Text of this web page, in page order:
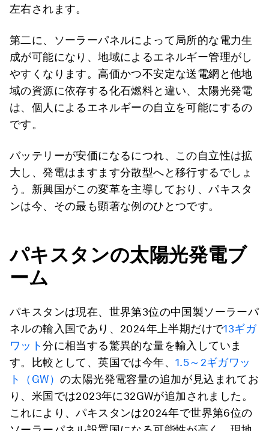
左右されます。
第二に、ソーラーパネルによって局所的な電力生
成が可能になり、地域によるエネルギー管理がし
やすくなります。高価かつ不安定な送電網と他地
域の資源に依存する化石燃料と違い、太陽光発電
は、個人によるエネルギーの自立を可能にするの
です。
バッテリーが安価になるにつれ、この自立性は拡
大し、発電はますます分散型へと移行するでしょ
う。新興国がこの変革を主導しており、パキスタ
ンは今、その最も顕著な例のひとつです。
パキスタンの太陽光発電ブ
ーム
パキスタンは現在、世界第3位の中国製ソーラーパ
ネルの輸入国であり、2024年上半期だけで13ギガ
ワット分に相当する驚異的な量を輸入していま
す。比較として、英国では今年、 1.5～2ギガワッ
ト（GW） の太陽光発電容量の追加が見込まれてお
り、米国では2023年に32GWが追加されました。
これにより、パキスタンは2024年で世界第6位の